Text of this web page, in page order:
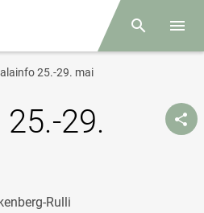
Otsing
25.-29. mai
29.
Rulli